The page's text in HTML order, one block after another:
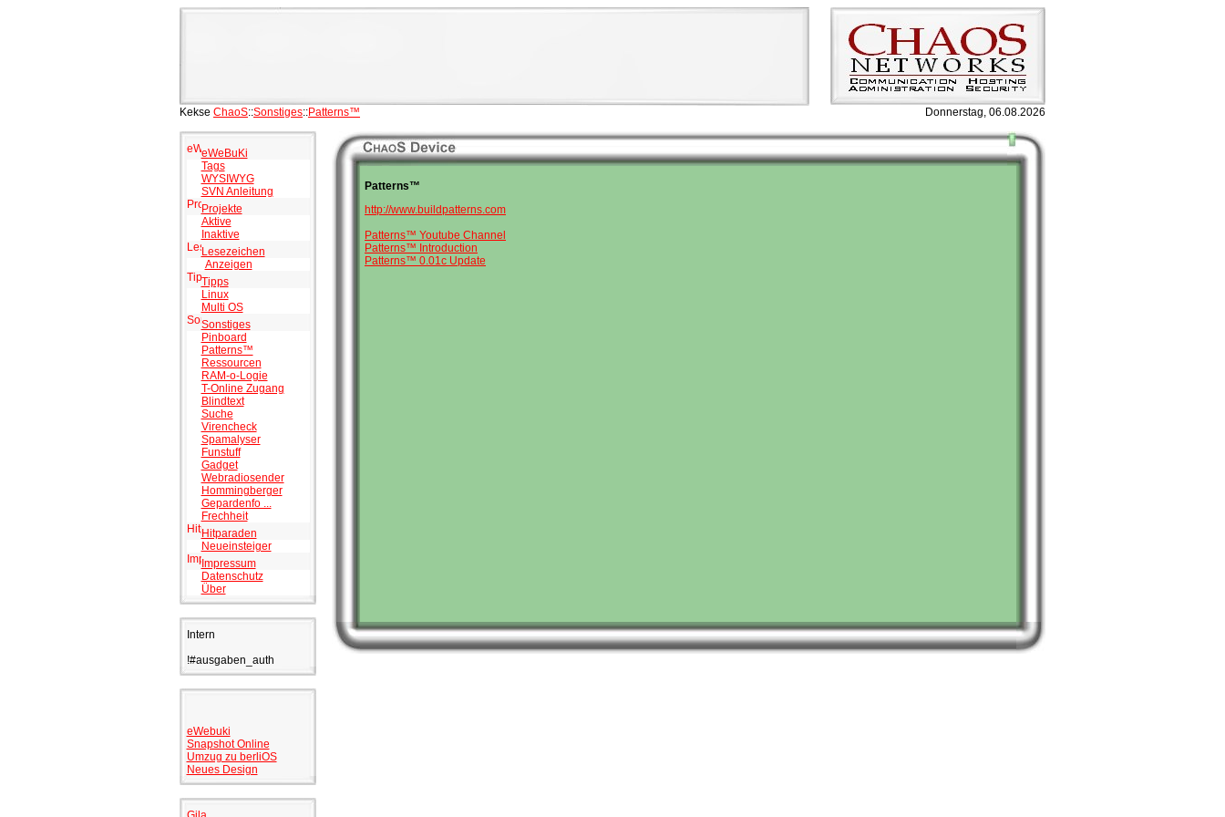
Kekse ChaoS::Sonstiges::Patterns™ Donnerstag, 06.08.2026
eWeBuKi
Tags
WYSIWYG
SVN Anleitung
Projekte
Aktive
Inaktive
Lesezeichen
Anzeigen
Tipps
Linux
Multi OS
Sonstiges
Pinboard
Patterns™
Ressourcen
RAM-o-Logie
T-Online Zugang
Blindtext
Suche
Virencheck
Spamalyser
Funstuff
Gadget
Webradiosender
Hommingberger
Gepardenfo ...
Frechheit
Hitparaden
Neueinsteiger
Impressum
Datenschutz
Über
Intern
!#ausgaben_auth
eWebuki
Snapshot Online
Umzug zu berliOS
Neues Design
Patterns™
http://www.buildpatterns.com
Patterns™ Youtube Channel
Patterns™ Introduction
Patterns™ 0.01c Update